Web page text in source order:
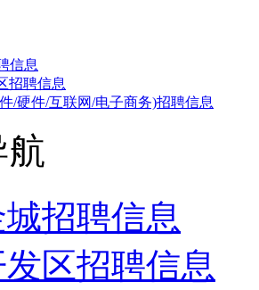
信息
招聘信息
/硬件/互联网/电子商务)招聘信息
航
招聘信息
区招聘信息